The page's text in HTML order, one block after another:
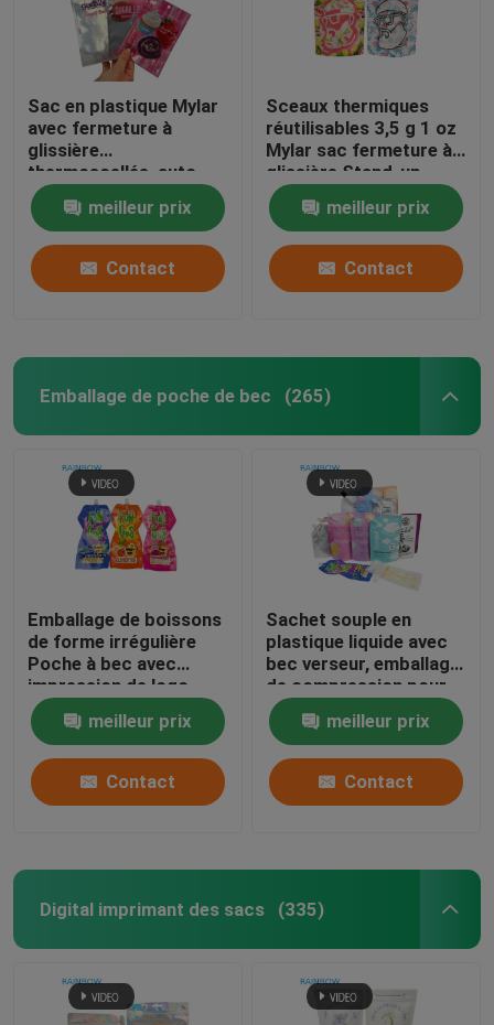
Sac en plastique Mylar
avec fermeture à
glissière
thermoscellée, auto-
scellante, résistant à
l'humidité, conçu sur
mesure, face
transparente et dos en
feuille d'aluminium pour
meilleur prix
Contact
Sceaux thermiques
réutilisables 3,5 g 1 oz
Mylar sac fermeture à
glissière Stand-up
papier d'aluminium à
l'odorat Cali stockage
alimentaire Mylar sacs
sur mesure imprimé
meilleur prix
Contact
Emballage de poche de bec (265)
Emballage de boissons
de forme irrégulière
Poche à bec avec
impression de logo
propre
meilleur prix
Contact
Sachet souple en
plastique liquide avec
bec verseur, emballage
de compression pour
cosmétiques,
boissons, lotion,
sachet à buse
meilleur prix
Contact
Digital imprimant des sacs (335)